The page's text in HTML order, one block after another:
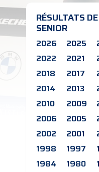
RÉSULTATS
SENIOR
2026 2025
2022
2021
2018
2017
2014
2013
2010
2009
2006
2005
2002
2001
1998
1997
1984
1980